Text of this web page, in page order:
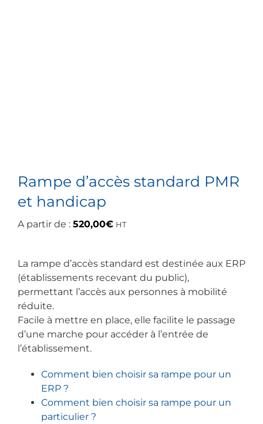
Rampe d’accès standard PMR
et handicap
A partir de : 520,00€ HT
La rampe d’accès standard est destinée aux ERP
(établissements recevant du public),
permettant l’accès aux personnes à mobilité
réduite.
Facile à mettre en place, elle facilite le passage
d’une marche pour accéder à l’entrée de
l’établissement.
Comment bien choisir sa rampe pour un
ERP ?
Comment bien choisir sa rampe pour un
particulier ?